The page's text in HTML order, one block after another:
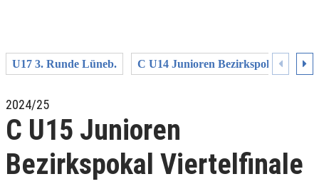
U17 3. Runde Lüneb. C U14 Junioren Bezirkspokal
2024/25
C U15 Junioren
Bezirkspokal Viertelfinale